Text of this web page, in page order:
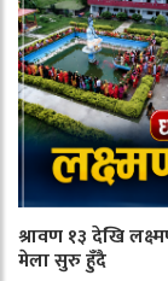
श्रावण १३ देखि
मेला सुरु हुँदै